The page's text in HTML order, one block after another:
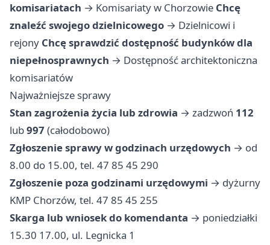
komisariatach → Komisariaty w Chorzowie Chcę
znaleźć swojego dzielnicowego → Dzielnicowi i
rejony Chcę sprawdzić dostępność budynków dla
niepełnosprawnych → Dostępność architektoniczna
komisariatów
Najważniejsze sprawy
Stan zagrożenia życia lub zdrowia → zadzwoń 112
lub997 (całodobowo)
Zgłoszenie sprawy w godzinach urzędowych → od
8.00 do 15.00, tel. 47 85 45 290
Zgłoszenie poza godzinami urzędowymi → dyżurny
KMP Chorzów, tel. 47 85 45 255
Skarga lub wniosek do komendanta → poniedziałki
15.30 17.00, ul. Legnicka 1